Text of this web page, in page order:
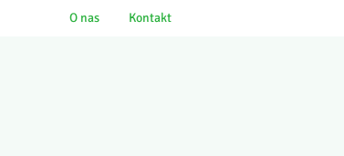
O nas Kontakt